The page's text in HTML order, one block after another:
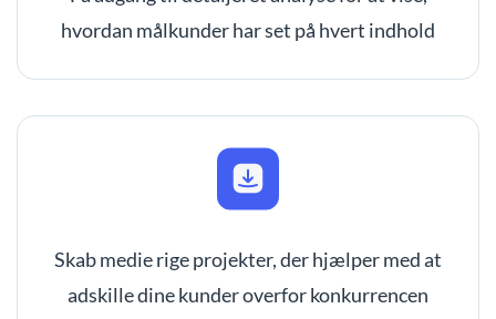
hvordan målkunder har set på hvert indhold
Skab medie rige projekter, der hjælper med at
adskille dine kunder overfor konkurrencen